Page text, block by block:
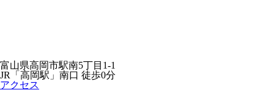
富山県高岡市駅南5丁目1-1
JR「高岡駅」南口 徒歩0分
アクセス